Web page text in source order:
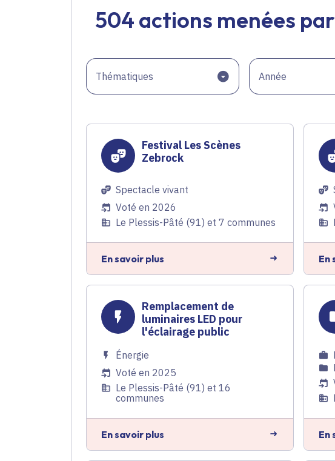
504 actions menées
Thématiques Année
Festival Les Scènes
Zebrock
Spectacle vivant
Voté en 2026
Le Plessis-Pâté (91) et 7 communes
En savoir plus En
Remplacement de
luminaires LED pour
l'éclairage public
Énergie
Voté en 2025
Le Plessis-Pâté (91) et 16
communes
En savoir plus En